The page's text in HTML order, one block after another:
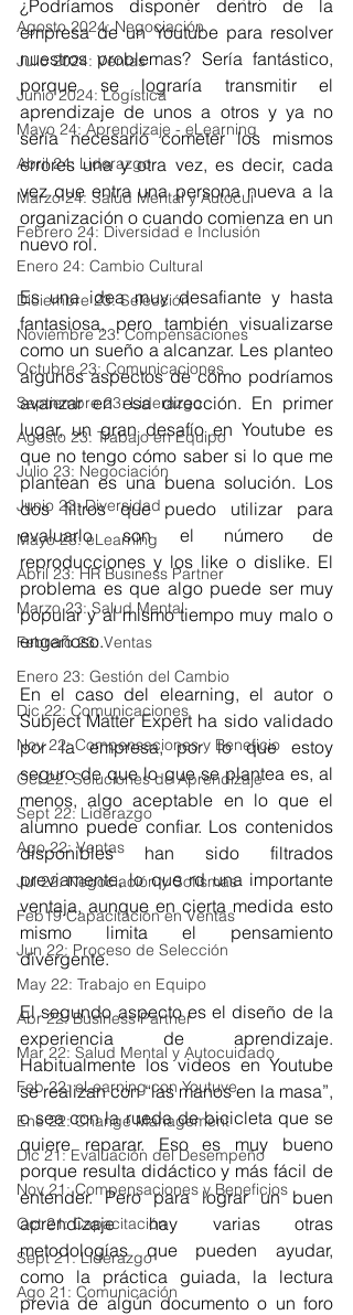
Agosto 2024: Negociación
Julio 2024: Ventas
Junio 2024: Logística
Mayo 24: Aprendizaje - eLearning
Abril 24: Liderazgo
Marzo 24: Salud Mental y Autocui
Febrero 24: Diversidad e Inclusión
Enero 24: Cambio Cultural
Diciembre 23: Selección
Noviembre 23: Compensaciones
Octubre 23: Comunicaciones
Septiembre 23: Liderazgo
Agosto 23: Trabajo en Equipo
Julio 23: Negociación
Junio 23: Diversidad
Mayo 23: eLearning
Abril 23: HR Business Partner
Marzo 23: Salud Mental
Febrero 23: Ventas
Enero 23: Gestión del Cambio
Dic 22: Comunicaciones
Nov 22: Compensaciones y Beneficio
Oct 22: Soluciones de Aprendizaje
Sept 22: Liderazgo
Ago 22: Ventas
Jul 22: Negociación y Sofismas
Feb19 Capacitación en Ventas
Jun 22: Proceso de Selección
May 22: Trabajo en Equipo
Abr 22: Business Partner
Mar 22: Salud Mental y Autocuidado
Feb 22: eLearning con Youtuve
Ene 22: Change Management
Dic 21: Evaluación del Desempeño
Nov 21: Compensaciones y Beneficios
Oct 21: Capacitación
Sept 21: Liderazgo
Ago 21: Comunicación
¿Podríamos disponer dentro de la
empresa de un Youtube para resolver
nuestros problemas? Sería fantástico,
porque se lograría transmitir el
aprendizaje de unos a otros y ya no
sería necesario cometer los mismos
errores una y otra vez, es decir, cada
vez que entra una persona nueva a la
organización o cuando comienza en un
nuevo rol.
Es una idea muy desafiante y hasta
fantasiosa, pero también visualizarse
como un sueño a alcanzar. Les planteo
algunos aspectos de cómo podríamos
avanzar en esa dirección. En primer
lugar, un gran desafío en Youtube es
que no tengo cómo saber si lo que me
plantean es una buena solución. Los
dos filtros que puedo utilizar para
evaluarlo son el número de
reproducciones y los like o dislike. El
problema es que algo puede ser muy
popular y al mismo tiempo muy malo o
engañoso.
En el caso del elearning, el autor o
Subject Matter Expert ha sido validado
por la empresa, por lo que estoy
seguro de que lo que se plantea es, al
menos, algo aceptable en lo que el
alumno puede confiar. Los contenidos
disponibles han sido filtrados
previamente, lo que rd una importante
ventaja, aunque en cierta medida esto
mismo limita el pensamiento
divergente.
El segundo aspecto es el diseño de la
experiencia de aprendizaje.
Habitualmente los videos en Youtube
se realizan con “las manos en la masa”,
o sea con la rueda de bicicleta que se
quiere reparar. Eso es muy bueno
porque resulta didáctico y más fácil de
entender. Pero para lograr un buen
aprendizaje hay varias otras
metodologías que pueden ayudar,
como la práctica guiada, la lectura
previa de algún documento o un foro